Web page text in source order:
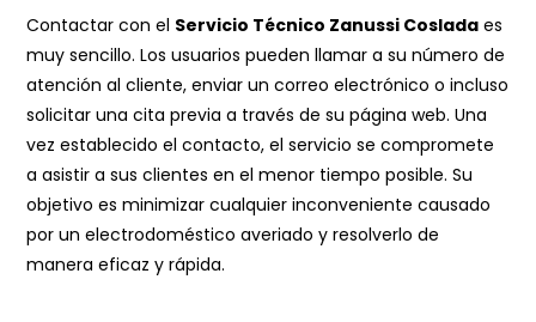
Contactar con el Servicio Técnico Zanussi Coslada es
muy sencillo. Los usuarios pueden llamar a su número de
atención al cliente, enviar un correo electrónico o incluso
solicitar una cita previa a través de su página web. Una
vez establecido el contacto, el servicio se compromete
a asistir a sus clientes en el menor tiempo posible. Su
objetivo es minimizar cualquier inconveniente causado
por un electrodoméstico averiado y resolverlo de
manera eficaz y rápida.